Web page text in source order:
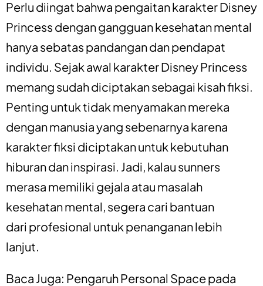
Perlu diingat bahwa pengaitan karakter Disney
Princess dengan gangguan kesehatan mental
hanya sebatas pandangan dan pendapat
individu. Sejak awal karakter Disney Princess
memang sudah diciptakan sebagai kisah fiksi.
Penting untuk tidak menyamakan mereka
dengan manusia yang sebenarnya karena
karakter fiksi diciptakan untuk kebutuhan
hiburan dan inspirasi. Jadi, kalau sunners
merasa memiliki gejala atau masalah
kesehatan mental, segera cari bantuan
dari profesional untuk penanganan lebih
lanjut.
Baca Juga: Pengaruh Personal Space pada